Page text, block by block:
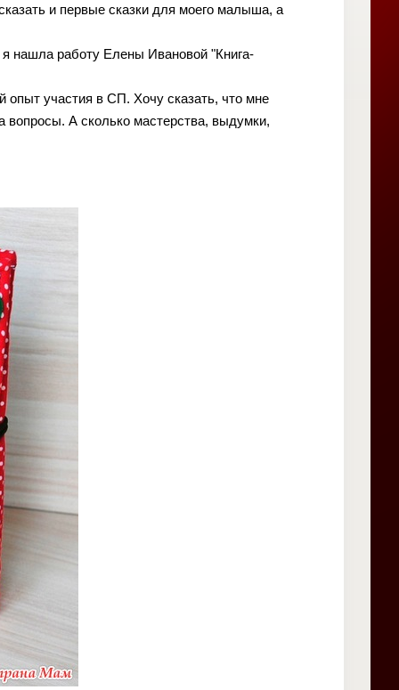
и первые сказки для моего малыша, а
нашла работу Елены Ивановой "Книга-
участия в СП. Хочу сказать, что мне
вопросы. А сколько мастерства, выдумки,